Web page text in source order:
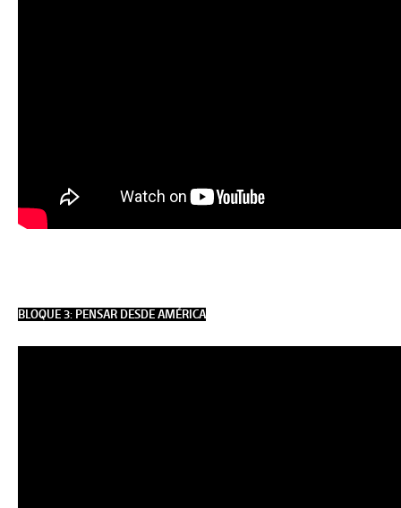
BLOQUE 3: PENSAR DESDE AMÉRICA